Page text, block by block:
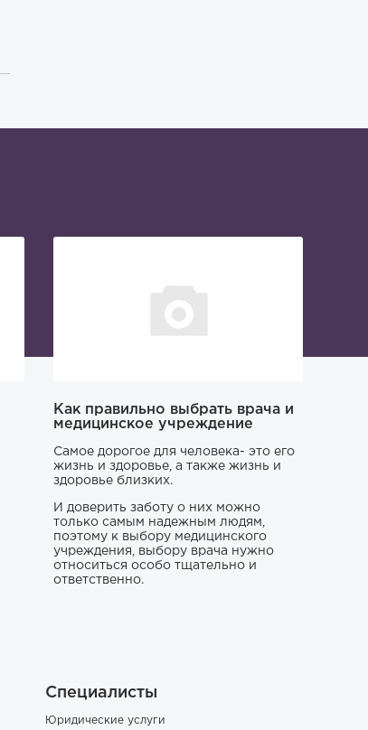
Как правильно выбрать врача и
медицинское учреждение
Самое дорогое для человека- это его
жизнь и здоровье, а также жизнь и
здоровье близких.
И доверить заботу о них можно
только самым надежным людям,
поэтому к выбору медицинского
учреждения, выбору врача нужно
относиться особо тщательно и
ответственно.
Специалисты
Юридические услуги